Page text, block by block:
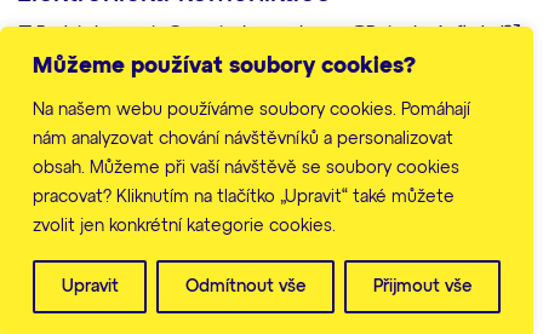
Můžeme používat soubory cookies?
Na našem webu používáme soubory cookies. Pomáhají
nám analyzovat chování návštěvníků a personalizovat
obsah. Můžeme při vaší návštěvě se soubory cookies
pracovat? Kliknutím na tlačítko „Upravit“ také můžete
zvolit jen konkrétní kategorie cookies.
Upravit Odmítnout vše Přijmout vše
Další informace
Zpracování osobních údajů
Prohlášení o přístupnosti
Nastavení cookies
Web vytvořila
značkárna